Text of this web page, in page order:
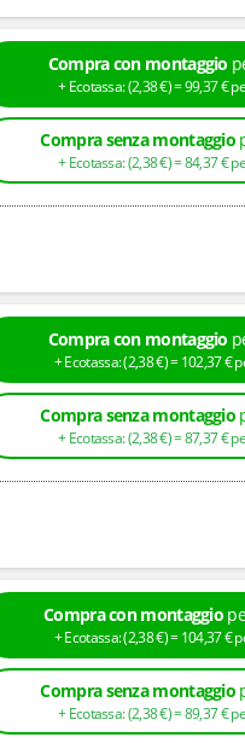
Compra con montaggio
+ Ecotassa: (2,38€ ) =99,37€
Compra senza montaggio
+ Ecotassa: (2,38€ ) =84,37€
Compra con montaggio
+ Ecotassa: (2,38€ ) =102,37€
Compra senza montaggio
+ Ecotassa: (2,38€ ) =87,37€
Compra con montaggio
+ Ecotassa: (2,38€ ) =104,37€
Compra senza montaggio
+ Ecotassa: (2,38€ ) =89,37€